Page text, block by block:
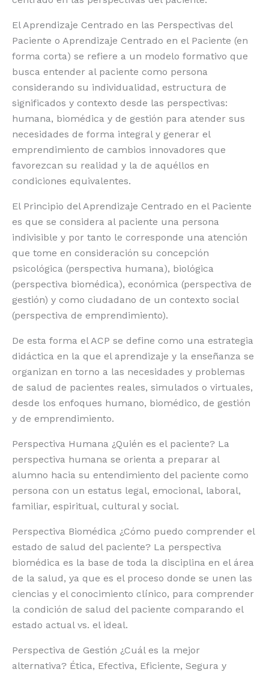
El Aprendizaje Centrado en las Perspectivas del
Paciente o Aprendizaje Centrado en el Paciente (en
forma corta) se refiere a un modelo formativo que
busca entender al paciente como persona
considerando su individualidad, estructura de
significados y contexto desde las perspectivas:
humana, biomédica y de gestión para atender sus
necesidades de forma integral y generar el
emprendimiento de cambios innovadores que
favorezcan su realidad y la de aquéllos en
condiciones equivalentes.
El Principio del Aprendizaje Centrado en el Paciente
es que se considera al paciente una persona
indivisible y por tanto le corresponde una atención
que tome en consideración su concepción
psicológica (perspectiva humana), biológica
(perspectiva biomédica), económica (perspectiva de
gestión) y como ciudadano de un contexto social
(perspectiva de emprendimiento).
De esta forma el ACP se define como una estrategia
didáctica en la que el aprendizaje y la enseñanza se
organizan en torno a las necesidades y problemas
de salud de pacientes reales, simulados o virtuales,
desde los enfoques humano, biomédico, de gestión
y de emprendimiento.
Perspectiva Humana ¿Quién es el paciente? La
perspectiva humana se orienta a preparar al
alumno hacia su entendimiento del paciente como
persona con un estatus legal, emocional, laboral,
familiar, espiritual, cultural y social.
Perspectiva Biomédica ¿Cómo puedo comprender el
estado de salud del paciente? La perspectiva
biomédica es la base de toda la disciplina en el área
de la salud, ya que es el proceso donde se unen las
ciencias y el conocimiento clínico, para comprender
la condición de salud del paciente comparando el
estado actual vs. el ideal.
Perspectiva de Gestión ¿Cuál es la mejor
alternativa? Ética, Efectiva, Eficiente, Segura y